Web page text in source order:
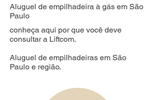
Aluguel de empilhadeira à gás em São
Paulo
conheça aqui por que você deve
consultar a Liftcom.
Aluguel de empilhadeiras em São
Paulo e região.